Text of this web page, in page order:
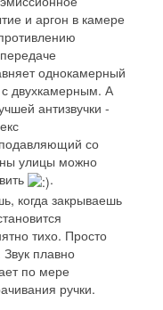
и аргон в камере
однокамерный
с двухкамерным. А
антизвучки -
со
улицы можно
.
когда закрываешь
тихо. Просто
Звук плавно
по мере
ручки.